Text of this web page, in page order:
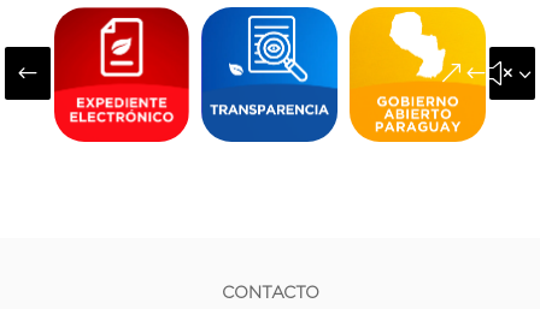
#
CONTACTO